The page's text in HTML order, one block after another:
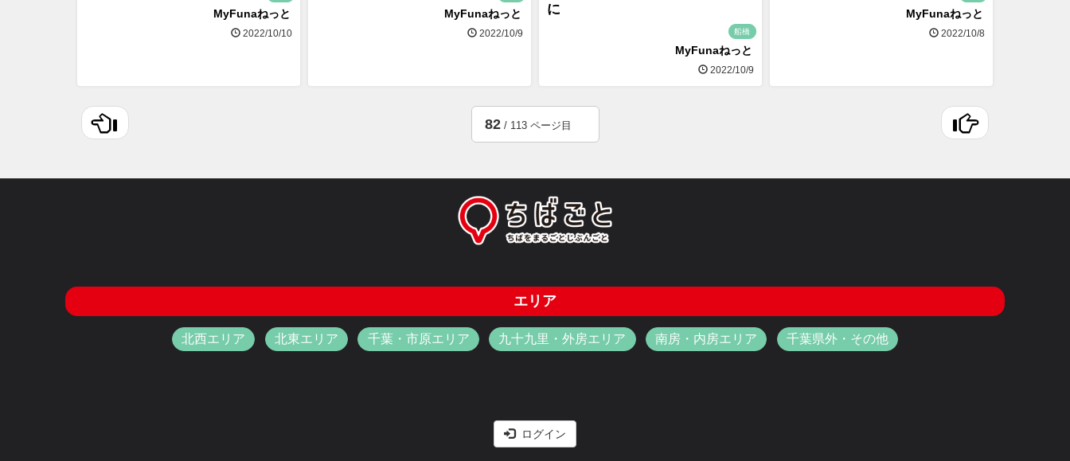
MyFunaねっと
2022/10/10
MyFunaねっと
2022/10/9
に
船橋
MyFunaねっと
2022/10/9
MyFunaねっと
2022/10/8
82/ 113 ページ目
エリア
北西エリア 北東エリア 千葉・市原エリア 九十九里・外房エリア 南房・内房エリア 千葉県外・その他
ログイン